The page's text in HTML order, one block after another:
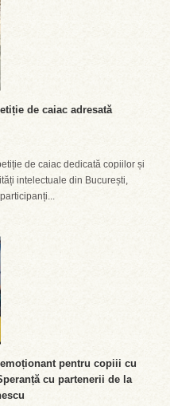
de caiac adresată
de caiac dedicată copiilor și
intelectuale din București,
pentru copiii cu
cu partenerii de la